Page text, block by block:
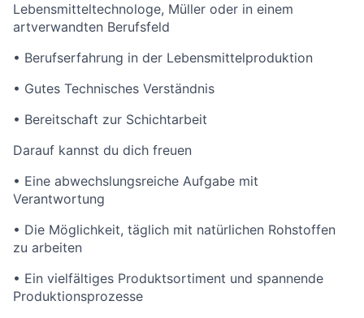
Lebensmitteltechnologe, Müller oder in einem
artverwandten Berufsfeld
• Berufserfahrung in der Lebensmittelproduktion
• Gutes Technisches Verständnis
• Bereitschaft zur Schichtarbeit
Darauf kannst du dich freuen
• Eine abwechslungsreiche Aufgabe mit
Verantwortung
• Die Möglichkeit, täglich mit natürlichen Rohstoffen
zu arbeiten
• Ein vielfältiges Produktsortiment und spannende
Produktionsprozesse